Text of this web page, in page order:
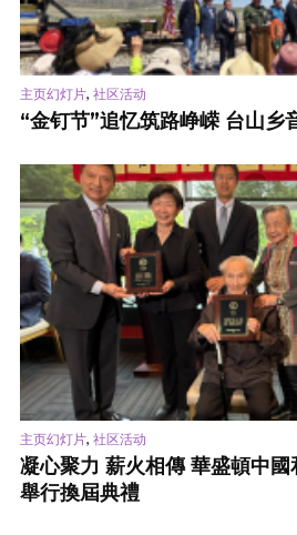
主页幻灯片, 社区活动
“金钉节”追忆筑路峥嵘 台山乡
主页幻灯片, 社区活动
凝心聚力 薪火相傳 華盛頓中
舉行換屆典禮